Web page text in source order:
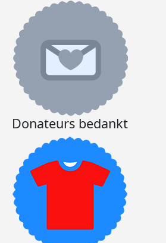
Donateurs bedankt